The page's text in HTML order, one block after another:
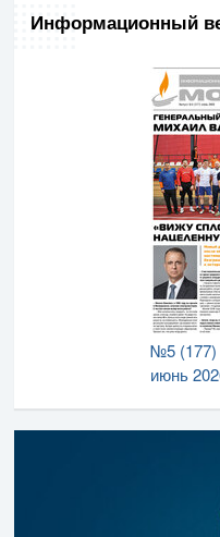
Информационный
№5 (177)
июнь